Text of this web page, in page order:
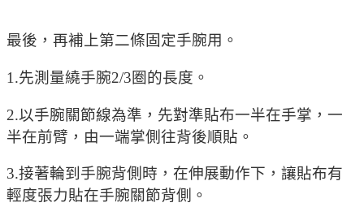
最後，再補上第二條固定手腕用。
1.先測量繞手腕2/3圈的長度。
2.以手腕關節線為準，先對準貼布一半在手掌，一
半在前臂，由一端掌側往背後順貼。
3.接著輪到手腕背側時，在伸展動作下，讓貼布有
輕度張力貼在手腕關節背側。